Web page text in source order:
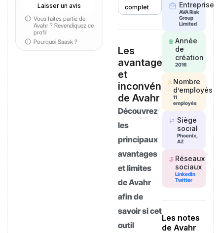
Laisser un avis
Vous faites partie de
Avahr ?Revendiquez ce
profil
Pourquoi Saask ?
complet
Les
avantages
et
inconvénients
de Avahr
Découvrez
les
principaux
avantages
et limites
de Avahr
afin de
savoir si cet
outil
Entreprise
AVA Risk
Group
Limited
Année
de
création
2016
Nombre
d’employés
11
employés
Siège
social
Phoenix,
AZ
Réseaux
sociaux
LinkedIn
Twitter
Les notes
de Avahr